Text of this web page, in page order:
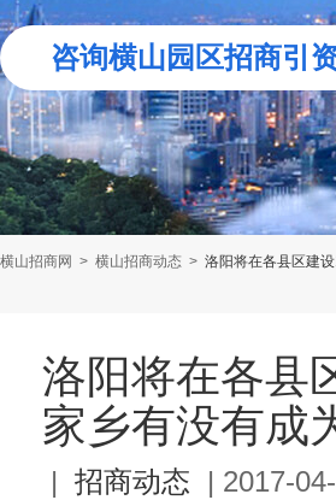
咨询横山园区招商引
横山招商网 > 横山招商动态 > 洛阳将在各县区建
洛阳将在各县
家乡有没有成
| 招商动态 | 2017-